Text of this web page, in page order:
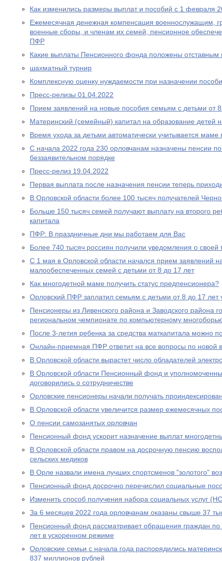
Как изменились размеры выплат и пособий с 1 февраля
Ежемесячная денежная компенсация военнослужащим,
военные сборы, и членам их семей, пенсионное
ПФР
Какие выплаты Пенсионного фонда положены
шахматный турнир
Комплексную оценку нуждаемости при назначении
Пресс-релизы 01.04.2022
Прием заявлений на новые пособия семьям с детьми от
Материнский (семейный) капитал на образование детей
Время ухода за детьми автоматически учитывается
С начала 2022 года 230 орловчанам назначены пенсии
беззаявительном порядке
Пресс-релиз 19.04.2022
Первая выплата после назначения пенсии теперь
В Орловской области более 100 тысяч получателей
Больше 150 тысяч семей получают выплату на второго
капитала
ПФР: В праздничные дни мы работаем для Вас
Более 740 тысяч россиян получили уведомления о
С 1 мая в Орловской области начался прием заявлений
малообеспеченных семей с детьми от 8 до 17 лет
Как многодетной маме получить статус предпенсионера?
Орловский ПФР заплатил семьям с детьми от 8 до 17
Пенсионеры из Ливенского района и Заводского района
региональном чемпионате по компьютерному
После 3-летия ребенка за средства маткапитала можно
Онлайн-приемная ПФР ответит на все вопросы по новой
В Орловской области вырастет число обладателей
В Орловской области Пенсионный фонд и
договорились о сотрудничестве
Орловские пенсионеры начали получать
В Орловской области увеличится размер ежемесячных
О пенсии самозанятых орловчан
Пенсионный фонд ускорит назначение выплат
В Орловской области правом на досрочную пенсию
сельских медиков
В Орле назвали имена лучших спортсменов "золотого"
Пенсионный фонд досрочно перечислил социальные
Изменить способ получения набора социальных услуг
За 6 месяцев 2022 года орловчанам оказаны свыше 37
Пенсионный фонд рассматривает обращения граждан по
лет в ускоренном режиме
Орловские семьи с начала года распорядились
837 миллионов рублей